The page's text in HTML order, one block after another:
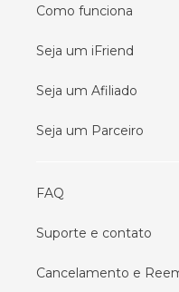
Como funciona
Seja um iFriend
Seja um Afiliado
Seja um Parceiro
FAQ
Suporte e contato
Cancelamento e